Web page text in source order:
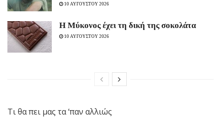
10 ΑΥΓΟΥΣΤΟΥ 2026
Η Μύκονος έχει τη δική της σοκολάτα
10 ΑΥΓΟΥΣΤΟΥ 2026
Τι θα πει μας τα ‘παν αλλιώς